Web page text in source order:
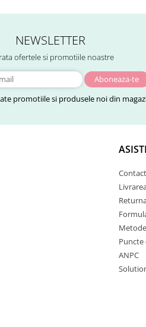
NEWSLETTER
ofertele si promotiile noastre
promotiile si produsele noi din
ANPC